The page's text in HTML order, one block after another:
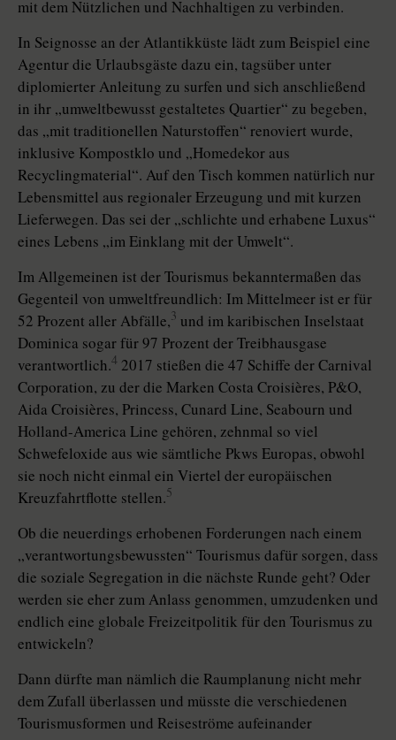
mit dem Nützlichen und Nachhaltigen zu verbinden.
In Seignosse an der Atlantik­küste lädt zum Beispiel eine
Agentur die Urlaubsgäste dazu ein, tagsüber unter
diplomierter Anleitung zu surfen und sich anschließend
in ihr „umweltbewusst gestaltetes Quartier“ zu begeben,
das „mit traditionellen Naturstoffen“ renoviert wurde,
inklusive Kompostklo und „Homedekor aus
Recyclingmate­rial“. Auf den Tisch kommen natürlich nur
Lebensmittel aus regionaler Erzeugung und mit kurzen
Lieferwegen. Das sei der „schlichte und erhabene Luxus“
eines Lebens „im Einklang mit der Umwelt“.
Im Allgemeinen ist der Tourismus bekanntermaßen das
Gegenteil von umweltfreundlich: Im Mittelmeer ist er für
52 Prozent aller Abfälle,3 und im karibischen Inselstaat
Dominica sogar für 97 Prozent der Treibhausgase
verantwortlich.4 2017 stießen die 47 Schiffe der Carnival
Corporation, zu der die Marken Costa Croisières, P&O,
Aida Croi­sières, Princess, Cunard Line, Sea­bourn und
Holland-America Line ge­hören, zehnmal so viel
Schwefeloxide aus wie sämtliche Pkws Europas, obwohl
sie noch nicht einmal ein Viertel der europäischen
Kreuzfahrtflotte stellen.5
Ob die neuerdings erhobenen Forderungen nach einem
„verantwortungs­bewussten“ Tourismus dafür sorgen, dass
die soziale Segregation in die nächste Runde geht? Oder
werden sie eher zum Anlass genommen, umzudenken und
endlich eine globale Freizeitpolitik für den Tourismus zu
entwickeln?
Dann dürfte man nämlich die Raumplanung nicht mehr
dem Zufall überlassen und müsste die verschiedenen
Tourismusformen und Reiseströme aufeinander